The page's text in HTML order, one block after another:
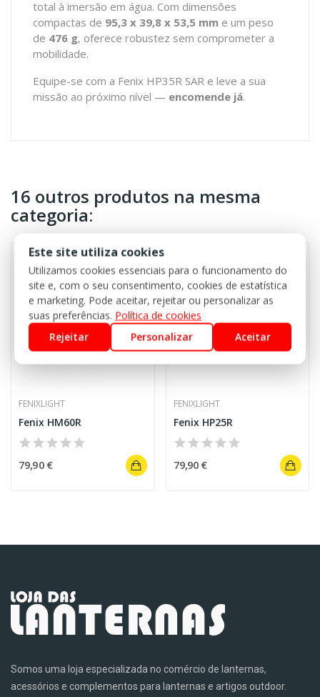
total à imersão em água. Com dimensões
compactas de 95,3 x 39,8 x 53,5 mm e um peso
de 476 g, oferece robustez sem comprometer a
mobilidade.
Equipe-se com a Fenix HP35R SAR e leve a sua
missão ao próximo nível — encomende já.
16 outros produtos na mesma
categoria:
FENIXLIGHT
Fenix HM60R
79,90 €
FENIXLIGHT
Fenix HP25R
79,90 €
Somos uma loja especializada no comércio de lanternas,
acessórios e complementos para lanternas e artigos outdoor.
Este site utiliza cookies
Utilizamos cookies essenciais para o funcionamento do
site e, com o seu consentimento, cookies de estatística
e marketing. Pode aceitar, rejeitar ou personalizar as
suas preferências. Política de cookies
Rejeitar
Personalizar Aceitar